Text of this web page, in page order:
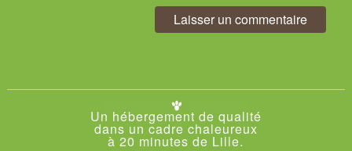
Un hébergement de qualité
dans un cadre chaleureux
à 20 minutes de Lille.